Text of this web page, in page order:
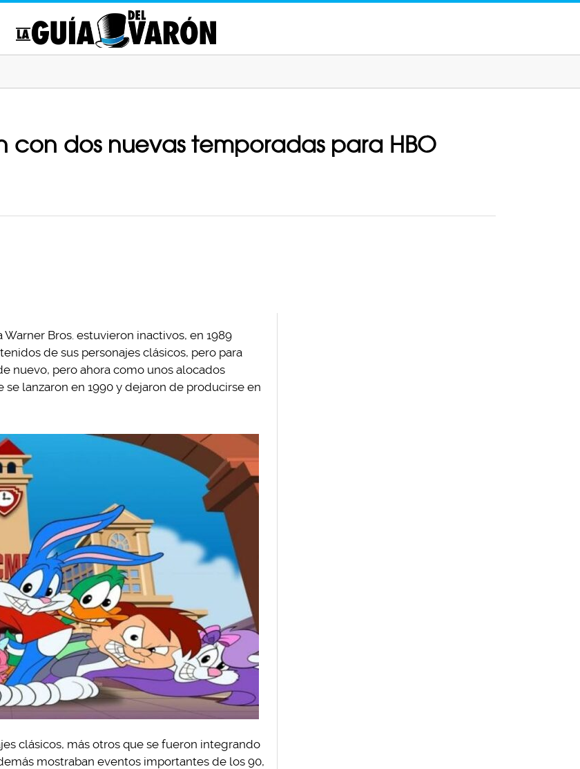
con dos nuevas temporadas para HBO
Bros. estuvieron inactivos, en 1989
de sus personajes clásicos, pero para
nuevo, pero ahora como unos alocados
se lanzaron en 1990 y dejaron de producirse en
clásicos, más otros que se fueron integrando
mostraban eventos importantes de los 90,